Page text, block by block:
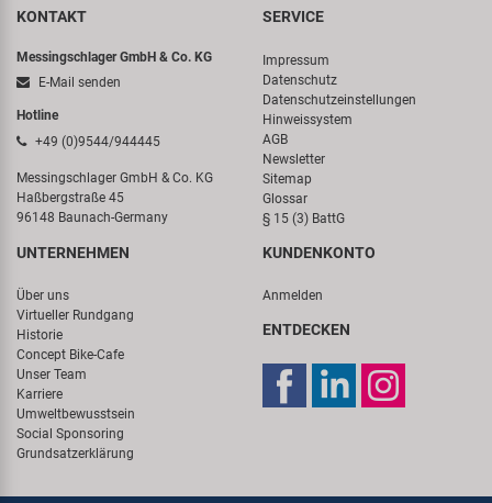
KONTAKT
Messingschlager GmbH & Co. KG
E-Mail senden
Hotline
+49 (0)9544/944445
Messingschlager GmbH & Co. KG
Haßbergstraße 45
96148 Baunach-Germany
SERVICE
Impressum
Datenschutz
Datenschutzeinstellungen
Hinweissystem
AGB
Newsletter
Sitemap
Glossar
§ 15 (3) BattG
UNTERNEHMEN
Über uns
Virtueller Rundgang
Historie
Concept Bike-Cafe
Unser Team
Karriere
Umweltbewusstsein
Social Sponsoring
Grundsatzerklärung
KUNDENKONTO
Anmelden
ENTDECKEN